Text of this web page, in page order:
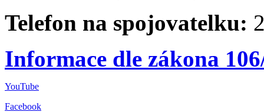
Telefon na spojovatelku:
Informace dle zákona
YouTube
Facebook